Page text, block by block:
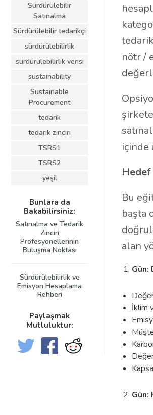
Sürdürülebilir
Satınalma
Sürdürülebilir tedarikçi
sürdürülebilirlik
sürdürülebilirlik verisi
sustainability
Sustainable
Procurement
tedarik
tedarik zinciri
TSRS1
TSRS2
yeşil
Bunlara da
Bakabilirsiniz:
Satınalma ve Tedarik
Zinciri
Profesyonellerinin
Buluşma Noktası
Sürdürülebilirlik ve
Emisyon Hesaplama
Rehberi
Paylaşmak
Mutluluktur:
nötr /
içinde
Hedef
Bu
başta
alan
Gün:
İklim
Gün: